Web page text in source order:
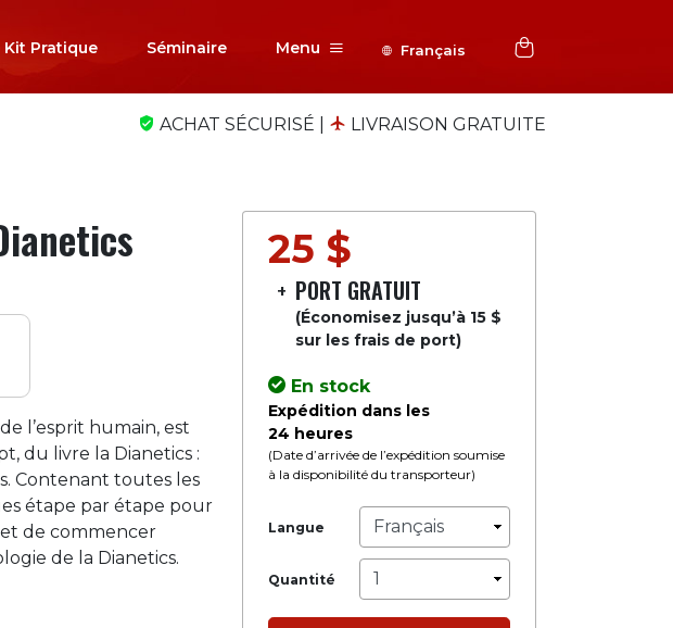
Kit Pratique Séminaire Menu Français
ACHAT SÉCURISÉ LIVRAISON GRATUITE
l’esprit humain, est
du livre la Dianetics :
Contenant toutes les
étape par étape pour
de commencer
de la Dianetics.
25 $
+ PORT GRATUIT
(Économisez jusqu’à 15 $
sur les frais de port)
En stock
Expédition dans les
24 heures
(Date d’arrivée de l’expédition soumise
à la disponibilité du transporteur)
Langue
Quantité